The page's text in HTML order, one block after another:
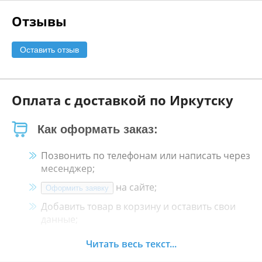
Отзывы
Оставить отзыв
Оплата с доставкой по Иркутску
Как оформать заказ:
Позвонить по телефонам или написать через
месенджер;
Оформить заявку
на сайте;
Добавить товар в корзину и оставить свои
данные;
Менеджер свяжется с Вами в течение 30
Читать весь текст...